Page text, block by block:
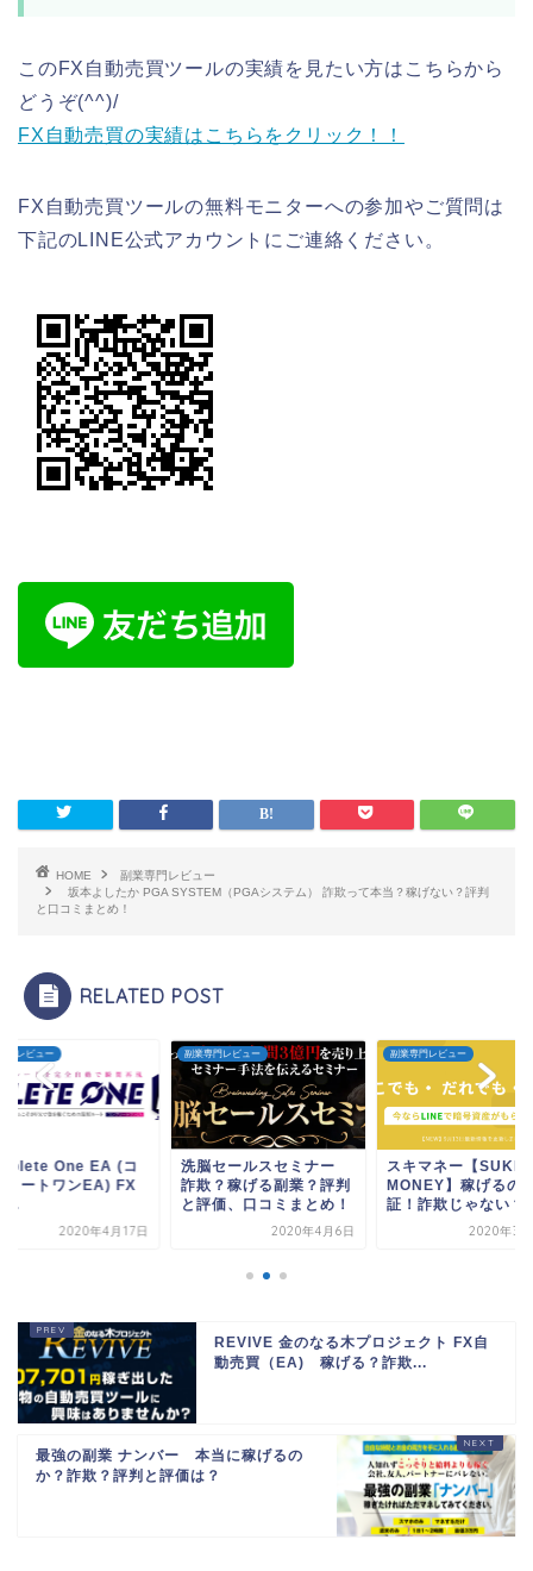
このFX自動売買ツールの実績を見たい方はこちらから
どうぞ(^^)/
FX自動売買の実績はこちらをクリック！！
FX自動売買ツールの無料モニターへの参加やご質問は
下記のLINE公式アカウントにご連絡ください。
HOME
副業専門レビュー
坂本よしたか PGA SYSTEM（PGAシステム） 詐欺って本当？稼げない？評判
と口コミまとめ！
RELATED POST
門レビュー
One EA (コ
リートワンEA) FX
...
2020年4月17日
副業専門レビュー
洗脳セールスセミナー
詐欺？稼げる副業？評判
と評価、口コミまとめ！
2020年4月6日
副業専門レビュー
スキマネー【SUKI
MONEY】稼げるの
証！詐欺じゃない？
2020年3
REVIVE 金のなる木プロジェクト FX自
動売買（EA) 稼げる？詐欺...
最強の副業 ナンバー 本当に稼げるの
か？詐欺？評判と評価は？